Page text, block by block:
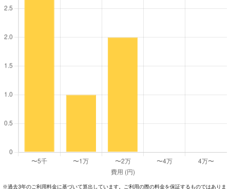
※過去3年のご利⽤料⾦に基づいて算出しています。ご利⽤の際の料⾦を保証するものではありま